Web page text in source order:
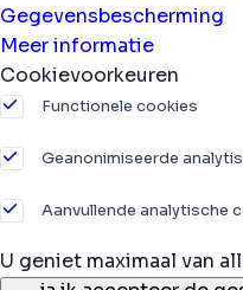
Gegevensbescherming
Meer informatie
Cookievoorkeuren
Functionele cookies
Geanonimiseerde
Aanvullende analytische
U geniet maximaal van